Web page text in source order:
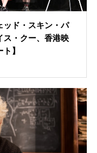
ッド・スキン・パ
ス・クー、香港映
】